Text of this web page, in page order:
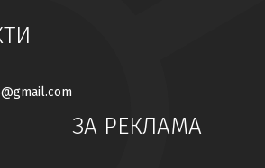
ЗА РЕКЛАМА